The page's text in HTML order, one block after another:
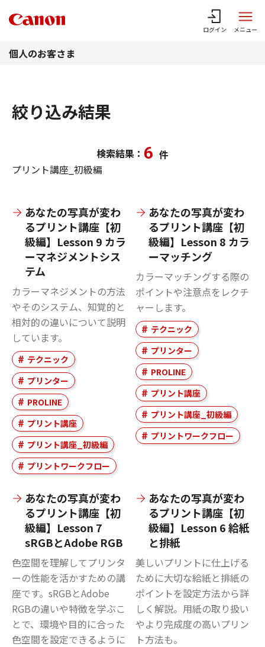
ログイン メニュー
個人のお客さま
絞り込み結果
検索結果： 6 件
プリント講座_初級編
あなたの写真が変わ
るプリント講座【初
級編】Lesson 9 カラ
ーマネジメントシス
テム
カラーマネジメントの方法
やそのシステム、知覚的と
相対的の違いについて説明
しています。
テクニック
プリンター
PROLINE
プリント講座
プリント講座_初級編
プリントワークフロー
あなたの写真が変わ
るプリント講座【初
級編】Lesson 8 カラ
ーマッチング
カラーマッチングする際の
ポイントや注意点をレクチ
ャーします。
テクニック
プリンター
PROLINE
プリント講座
プリント講座_初級編
プリントワークフロー
あなたの写真が変わ
るプリント講座【初
級編】Lesson 7
sRGBとAdobe RGB
色空間を理解してプリンタ
ーの性能を活かすための講
座です。sRGBとAdobe
RGBの違いや特徴を学ぶこ
とで、環境や目的に合った
色空間を設定できるように
あなたの写真が変わ
るプリント講座【初
級編】Lesson 6 給紙
と排紙
美しいプリントに仕上げる
ために大切な給紙と排紙の
ポイントを設定方法から詳
しく解説。用紙の取り扱い
やより完成度の高いプリン
ト方法も。